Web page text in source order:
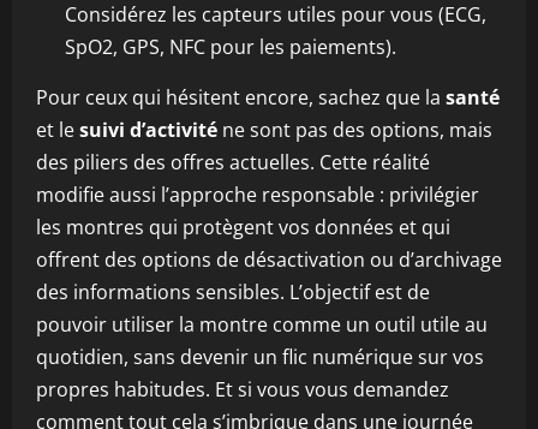
Considérez les capteurs utiles pour vous (ECG,
SpO2, GPS, NFC pour les paiements).
Pour ceux qui hésitent encore, sachez que la santé
et lesuivi d’activité ne sont pas des options, mais
des piliers des offres actuelles. Cette réalité
modifie aussi l’approche responsable : privilégier
les montres qui protègent vos données et qui
offrent des options de désactivation ou d’archivage
des informations sensibles. L’objectif est de
pouvoir utiliser la montre comme un outil utile au
quotidien, sans devenir un flic numérique sur vos
propres habitudes. Et si vous vous demandez
comment tout cela s’imbrique dans une journée